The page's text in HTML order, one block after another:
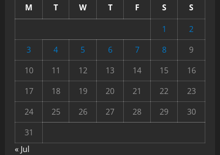
M T W T F S
S
1
2
3
4 5 6 7 8
9
10
11 12 13 14 15
16
17
18 19 20 21 22
23
24
25 26 27 28 29
30
31
« Jul